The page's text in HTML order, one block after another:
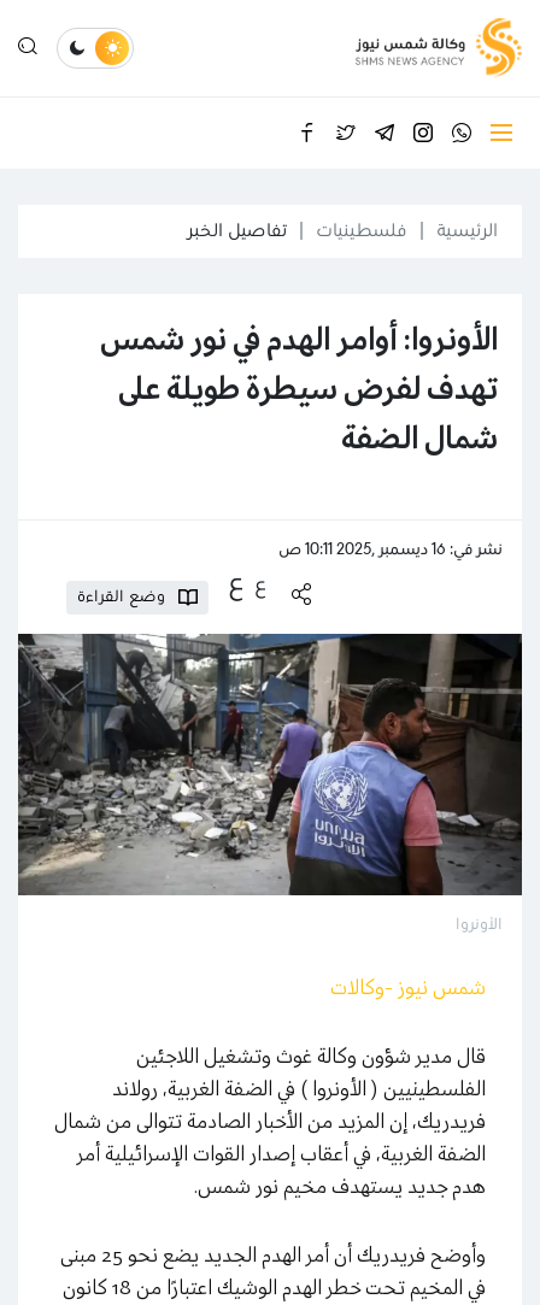
الرئيسية فلسطينيات تفاصيل الخبر
الأونروا: أوامر الهدم في نور شمس
تهدف لفرض سيطرة طويلة على
شمال الضفة
نشر في: 16 ديسمبر ,2025 10:11 ص
ع ع
وضع القراءة
الأونروا
شمس نيوز -وكالات
قال مدير شؤون وكالة غوث وتشغيل اللاجئين
الفلسطينيين ( الأونروا ) في الضفة الغربية، رولاند
فريدريك، إن المزيد من الأخبار الصادمة تتوالى من شمال
الضفة الغربية، في أعقاب إصدار القوات الإسرائيلية أمر
هدم جديد يستهدف مخيم نور شمس.
وأوضح فريدريك أن أمر الهدم الجديد يضع نحو 25 مبنى
في المخيم تحت خطر الهدم الوشيك اعتبارًا من 18 كانون